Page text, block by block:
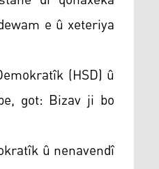
e û xeteriya
(HSD) û
got: Bizav ji bo
û nenavendî